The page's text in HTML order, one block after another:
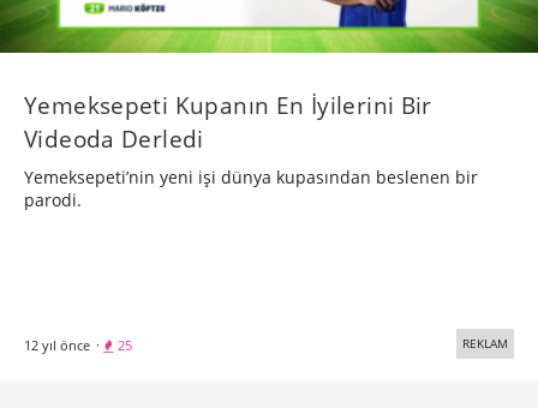
Yemeksepeti Kupanın En İyilerini Bir
Videoda Derledi
Yemeksepeti’nin yeni işi dünya kupasından beslenen bir
parodi.
12 yıl önce · 25 REKLAM